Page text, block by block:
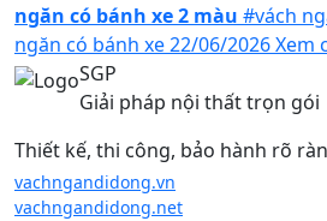
ngăn có bánh xe 2 màu #vách
ngăn có bánh xe22/06/2026Xem
SGP
Giải pháp nội thất trọn gói
Thiết kế, thi công, bảo hành rõ
vachngandidong.vn
vachngandidong.net